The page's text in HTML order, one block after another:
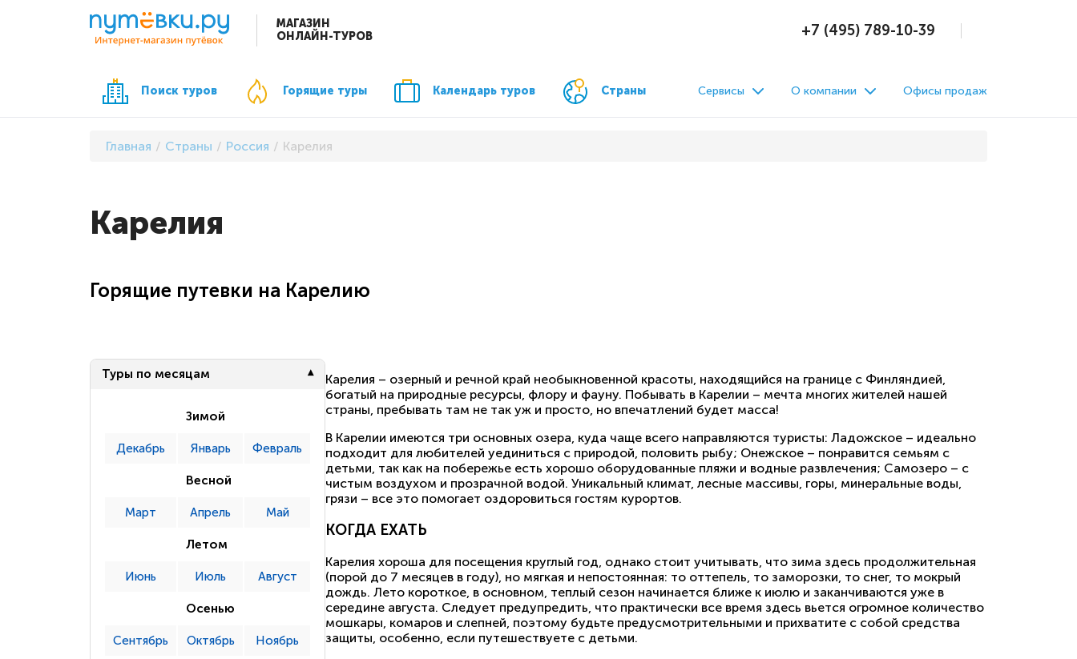
МАГАЗИН
ОНЛАЙН-ТУРОВ
+7 (495) 789-10-39
Поиск туров Горящие туры Календарь туров Страны Сервисы О компании Офисы продаж
Главная Страны Россия Карелия
Карелия
Горящие путевки на Карелию
Туры по месяцам
Зимой
Декабрь Январь Февраль
Весной
Март Апрель Май
Летом
Июнь Июль Август
Осенью
Сентябрь Октябрь Ноябрь
Карелия – озерный и речной край необыкновенной красоты, находящийся на границе с Финляндией,
богатый на природные ресурсы, флору и фауну. Побывать в Карелии – мечта многих жителей нашей
страны, пребывать там не так уж и просто, но впечатлений будет масса!
В Карелии имеются три основных озера, куда чаще всего направляются туристы: Ладожское – идеально
подходит для любителей уединиться с природой, половить рыбу; Онежское – понравится семьям с
детьми, так как на побережье есть хорошо оборудованные пляжи и водные развлечения; Самозеро – с
чистым воздухом и прозрачной водой. Уникальный климат, лесные массивы, горы, минеральные воды,
грязи – все это помогает оздоровиться гостям курортов.
КОГДА ЕХАТЬ
Карелия хороша для посещения круглый год, однако стоит учитывать, что зима здесь продолжительная
(порой до 7 месяцев в году), но мягкая и непостоянная: то оттепель, то заморозки, то снег, то мокрый
дождь. Лето короткое, в основном, теплый сезон начинается ближе к июлю и заканчиваются уже в
середине августа. Следует предупредить, что практически все время здесь вьется огромное количество
мошкары, комаров и слепней, поэтому будьте предусмотрительными и прихватите с собой средства
защиты, особенно, если путешествуете с детьми.